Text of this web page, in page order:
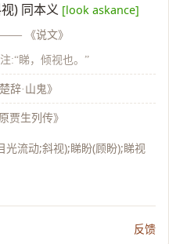
) 同本义 [look askance]
《说文》
注:“睇，倾视也。”
楚辞·山鬼》
贾生列传》
光流动;斜视);睇盼(顾盼);睇视
反馈